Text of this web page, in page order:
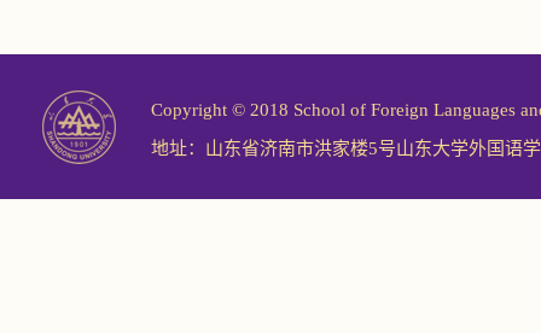
Copyright © 2018 School of Foreign Languages
地址：山东省济南市洪家楼5号山东大学外国语